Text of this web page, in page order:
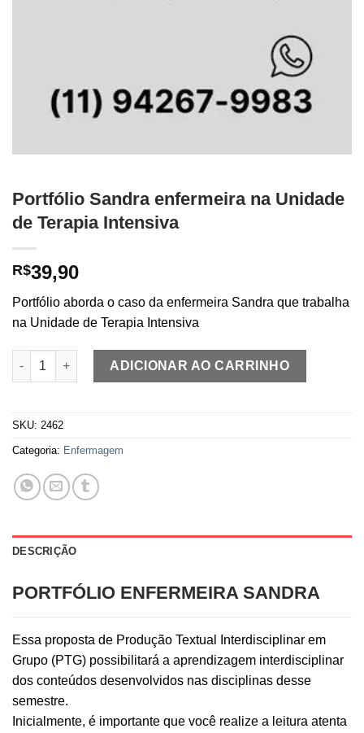
Portfólio Sandra enfermeira na Unidade
de Terapia Intensiva
R$39,90
Portfólio aborda o caso da enfermeira Sandra que trabalha
na Unidade de Terapia Intensiva
Portfólio Sandra enfermeira na Unidade de Terapia Intensiva
ADICIONAR AO CARRINHO
SKU: 2462
Categoria: Enfermagem
DESCRIÇÃO
PORTFÓLIO ENFERMEIRA SANDRA
Essa proposta de Produção Textual Interdisciplinar em
Grupo (PTG) possibilitará a aprendizagem interdisciplinar
dos conteúdos desenvolvidos nas disciplinas desse
semestre.
Inicialmente, é importante que você realize a leitura atenta